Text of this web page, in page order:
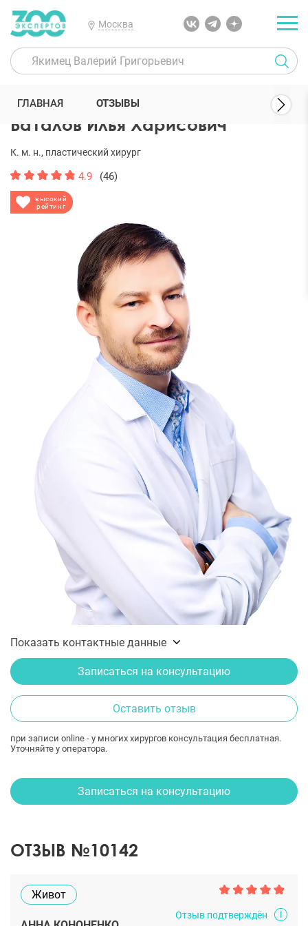
Москва
300 Экспертов Пластические хирурги Баталов Илья Харисович
Баталов Илья Харисович
высокий
рейтинг
К. м. н., пластический хирург
4.9 (46)
Показать контактные данные
Записаться на консультацию
Оставить отзыв
при записи online - у многих хирургов консультация бесплатная.
Уточняйте у оператора.
ГЛАВНАЯ ОТЗЫВЫ
Записаться на консультацию
ОТЗЫВ №10142
Отзыв подтверждён i
Живот